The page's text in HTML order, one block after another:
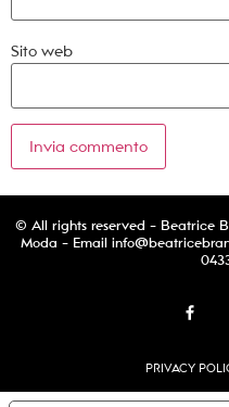
Sito web
© All rights reserved - Beatrice
Moda - Email
PRIVACY